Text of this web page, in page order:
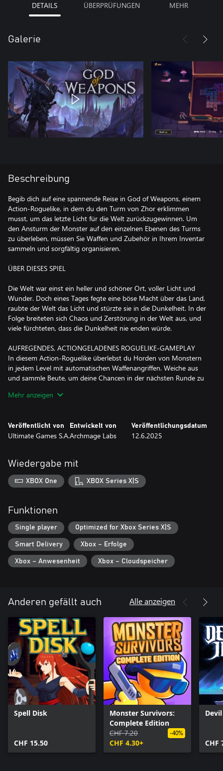
DETAILS ÜBERPRÜFUNGEN MEHR
Galerie
Beschreibung
Begib dich auf eine spannende Reise in God of Weapons, einem
Action-Roguelike, in dem du den Turm von Zhor erklimmen
musst, um das letzte Licht für die Welt zurückzugewinnen. Um
den Ansturm der Monster auf den einzelnen Ebenen des Turms
zu überleben, müssen Sie Waffen und Zubehör in Ihrem Inventar
sammeln und sorgfältig organisieren.
ÜBER DIESES SPIEL
Die Welt war einst ein heller und schöner Ort, voller Licht und
Wunder. Doch eines Tages fegte eine böse Macht über das Land,
raubte der Welt das Licht und stürzte sie in die Dunkelheit. In der
Folge breiteten sich Chaos und Zerstörung in der Welt aus, und
viele fürchteten, dass die Dunkelheit nie enden würde.
AUFREGENDES, ACTIONGELADENES ROGUELIKE-GAMEPLAY
In diesem Action-Roguelike überlebst du Horden von Monstern
in jedem Level mit automatischen Waffenangriffen. Weiche aus
und sammle Beute, um deine Chancen in der nächsten Runde zu
Bewegungen.
Das Sammeln von Waffen und Zubehör und deren strategische
Anordnung in deinem Inventar ist entscheidend für dein
musst du, bevor du einen neuen Gegenstand einsteckst, seine
Stärken und Schwächen abwägen und überlegen, wie er in deine
Gesamtstrategie passt.
Unterschied zwischen Sieg und Niederlage ausmachen. Im Laufe
Zubehörteile an, die dich zu einer unaufhaltsamen Kraft machen,
mit der man rechnen muss.
Mehr anzeigen
Veröffentlicht von
Ultimate Games S.A.
Entwickelt von
Archmage Labs
Veröffentlichungsdatum
12.6.2025
Wiedergabe mit
XBOX One XBOX Series X|S
Funktionen
Single player Optimized for Xbox Series X|S
Smart Delivery Xbox – Erfolge
Xbox – Anwesenheit Xbox – Cloudspeicher
Anderen gefällt auch Alle anzeigen
Spell Disk
CHF 15.50
Monster Survivors:
Complete Edition
CHF 7.20
CHF 4.30+
-40%
CHF